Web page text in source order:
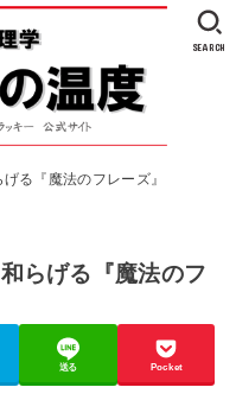
SEARCH
る『魔法のフレーズ』
らげる『魔法のフ
送る Pocket